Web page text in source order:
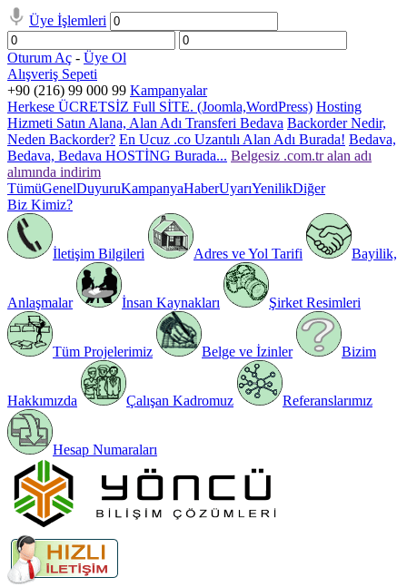
Üye İşlemleri
Oturum Aç - Üye Ol
Alışveriş Sepeti
+90 (216) 99 000 99 Kampanyalar
Herkese ÜCRETSİZ Full SİTE. (Joomla,WordPress) Hosting
Hizmeti Satın Alana, Alan Adı Transferi Bedava Backorder Nedir,
Neden Backorder? En Ucuz .co Uzantılı Alan Adı Burada! Bedava,
Bedava, Bedava HOSTİNG Burada... Belgesiz .com.tr alan adı
alımında indirim
TümüGenelDuyuruKampanyaHaberUyarıYenilikDiğer
Biz Kimiz?
İletişim Bilgileri Adres ve Yol Tarifi Bayilik,
Anlaşmalar İnsan Kaynakları Şirket Resimleri
Tüm Projelerimiz Belge ve İzinler Bizim
Hakkımızda Çalışan Kadromuz Referanslarımız
Hesap Numaraları